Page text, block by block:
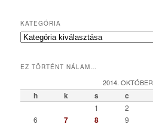
KATEGÓRIA
K
e
ó
r
EZ TÖRTÉNT NÁLAM…
2014. OKTÓBER
h k s c
1 2
6
7 8 9